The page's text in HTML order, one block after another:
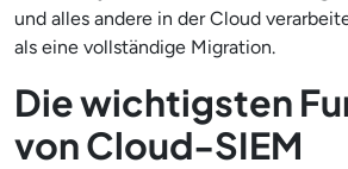
und alles andere in der Cloud
als eine vollständige Migration.
Die wichtigsten
von Cloud-SIEM